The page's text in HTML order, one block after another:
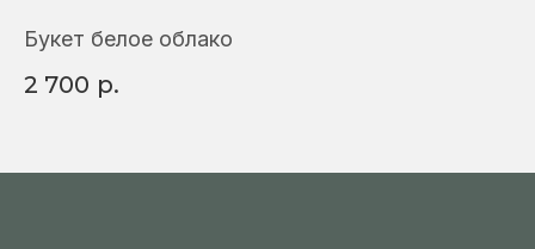
Букет белое облако
2 700 р.